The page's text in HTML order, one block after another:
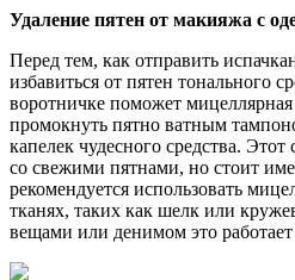
Удаление пятен от макияжа с
Перед тем, как отправить
избавиться от пятен тонального
воротничке поможет
промокнуть пятно ватным
капелек чудесного средства.
со свежими пятнами, но стоит
рекомендуется использовать
тканях, таких как шелк или
вещами или денимом это работает